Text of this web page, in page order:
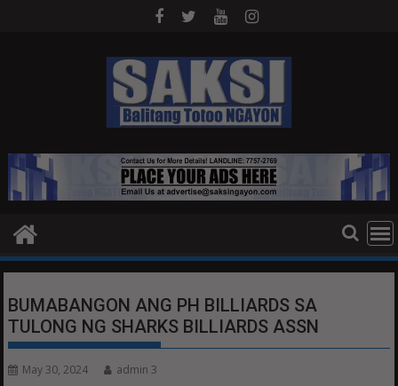
BUMABANGON ANG PH BILLIARDS SA
TULONG NG SHARKS BILLIARDS ASSN
May 30, 2024 admin 3